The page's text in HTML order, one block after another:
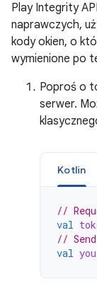
Play Integrity
naprawczych,
kody okien, o
wymienione po
Poproś o
serwer.
Kotlin
//
val
//
val